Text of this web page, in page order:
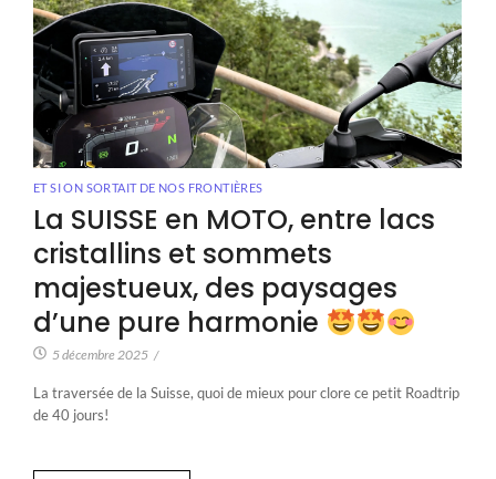
ET SI ON SORTAIT DE NOS FRONTIÈRES
La SUISSE en MOTO, entre lacs
cristallins et sommets
majestueux, des paysages
d’une pure harmonie
5 décembre 2025 /
La traversée de la Suisse, quoi de mieux pour clore ce petit Roadtrip
de 40 jours!